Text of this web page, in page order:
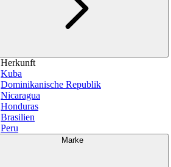
Herkunft
Kuba
Dominikanische Republik
Nicaragua
Honduras
Brasilien
Peru
Marke